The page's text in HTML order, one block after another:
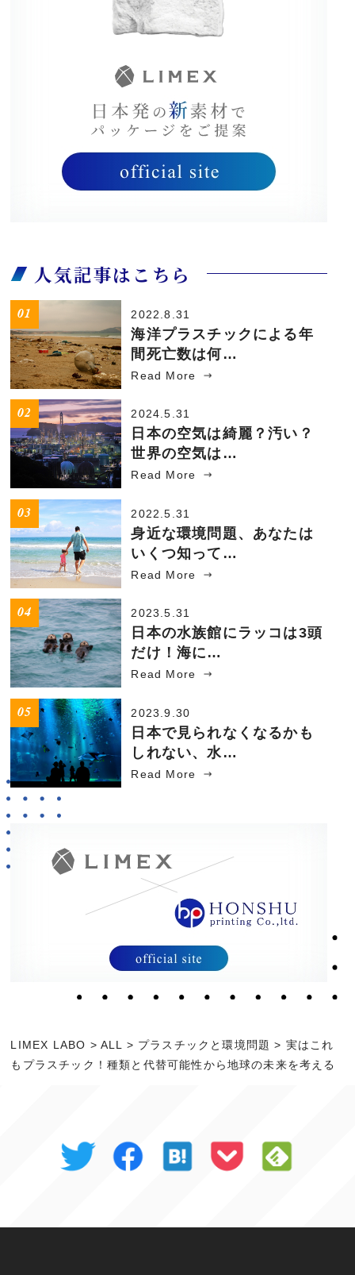
人気記事はこちら
2022.8.31
海洋プラスチックによる年
間死亡数は何…
Read More
2024.5.31
日本の空気は綺麗？汚い？
世界の空気は…
Read More
2022.5.31
身近な環境問題、あなたは
いくつ知って…
Read More
2023.5.31
日本の水族館にラッコは3頭
だけ！海に…
Read More
2023.9.30
日本で見られなくなるかも
しれない、水…
Read More
LIMEX LABO > ALL > プラスチックと環境問題 > 実はこれ
もプラスチック！種類と代替可能性から地球の未来を考える